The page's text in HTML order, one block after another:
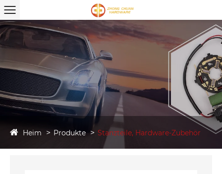
Heim Produkte Stanzteile, Hardware-Zubehör